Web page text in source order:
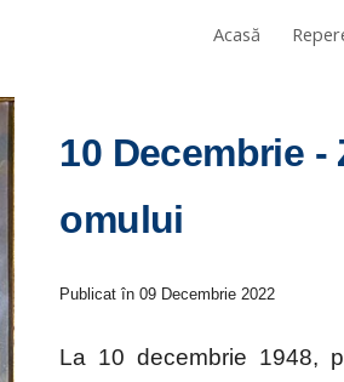
Acasă
10 Decembrie
omului
Publicat în 09 Decembrie 2022
La 10 decembrie 1948,